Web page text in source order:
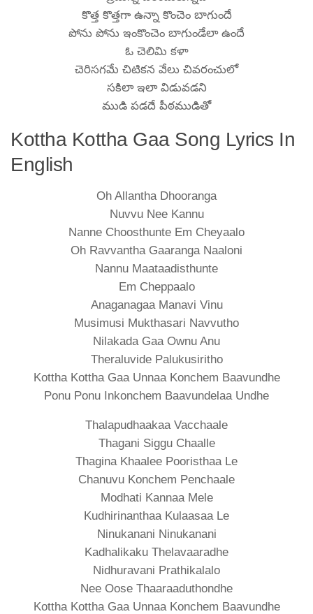
కొత్త కొత్తగా ఉన్నా కొంచెం బాగుందే
పోను పోను ఇంకొంచెం బాగుండేలా ఉందే
ఓ చెలిమి కళా
చెరిసగమే చిటికన వేలు చివరంచులో
సకిలా ఇలా విడువడని
ముడి పడదే పీఠముడితో
Kottha Kottha Gaa Song Lyrics In
English
Oh Allantha Dhooranga
Nuvvu Nee Kannu
Nanne Choosthunte Em Cheyaalo
Oh Ravvantha Gaaranga Naaloni
Nannu Maataadisthunte
Em Cheppaalo
Anaganagaa Manavi Vinu
Musimusi Mukthasari Navvutho
Nilakada Gaa Ownu Anu
Theraluvide Palukusiritho
Kottha Kottha Gaa Unnaa Konchem Baavundhe
Ponu Ponu Inkonchem Baavundelaa Undhe
Thalapudhaakaa Vacchaale
Thagani Siggu Chaalle
Thagina Khaalee Pooristhaa Le
Chanuvu Konchem Penchaale
Modhati Kannaa Mele
Kudhirinanthaa Kulaasaa Le
Ninukanani Ninukanani
Kadhalikaku Thelavaaradhe
Nidhuravani Prathikalalo
Nee Oose Thaaraaduthondhe
Kottha Kottha Gaa Unnaa Konchem Baavundhe